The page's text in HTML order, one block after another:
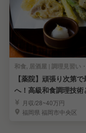
和食, 居酒屋 | 調理見習い
【薬院】頑張り次第
へ！高級和食調理技術
キルを習得
月収/28~40万円
福岡県 福岡市中央区